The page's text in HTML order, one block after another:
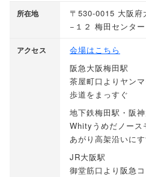
所在地
〒530-0015 大阪府
−１２ 梅田センタ
アクセス
会場はこちら
阪急大阪梅田駅
茶屋町口よりヤン
歩道をまっすぐ
地下鉄梅田駅・阪
Whityうめだノー
あがり高架沿いに
JR大阪駅
御堂筋口より阪急